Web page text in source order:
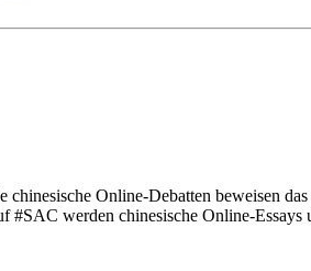
Online-Debatten beweisen
werden chinesische Online-